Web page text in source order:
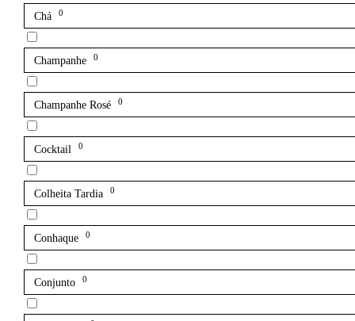
Chá 0
Champanhe 0
Champanhe Rosé 0
Cocktail 0
Colheita Tardia 0
Conhaque 0
Conjunto 0